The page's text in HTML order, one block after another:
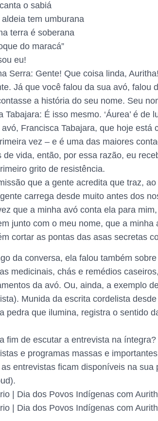
o sabiá
aldeia tem umburana
terra é soberana
do maracá”
eu!
Serra: Gente! Que coisa linda,
Já que você falou da sua avó, falou
a história do seu nome. Seu
Tabajara: É isso mesmo. ‘Áurea’ é
avó, Francisca Tabajara, que hoje
vez – e é uma das maiores
de vida, então, por essa razão, eu
grito de resistência.
que a gente acredita que traz,
carrega desde muito antes dos
que a minha avó conta ela para
junto com o meu nome, que a
cortar as pontas das asas secretas
da conversa, ela falou também
medicinais, chás e remédios
da avó. Ou, ainda, a exemplo
Munida da escrita cordelista
pedra que ilumina, registra o sentido
fim de escutar a entrevista na
e programas massas e
as entrevistas ficam disponíveis na
| Dia dos Povos Indígenas com
| Dia dos Povos Indígenas com